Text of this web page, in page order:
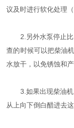
议及时进行软化处理
2.另外水泵停止比
查的时候可以把柴油
水放干，以免锈蚀和产
3.如果出现柴油机
从上向下倒白醋进去